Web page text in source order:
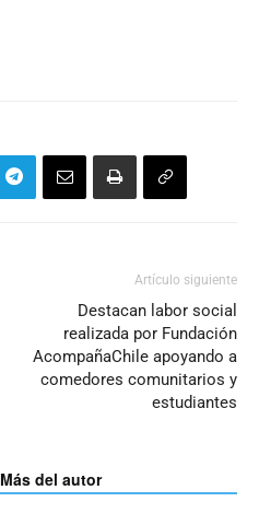
Artículo siguiente
Destacan labor social
realizada por Fundación
AcompañaChile apoyando a
comedores comunitarios y
estudiantes
Más del autor